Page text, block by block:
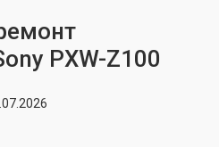
PXW-Z100